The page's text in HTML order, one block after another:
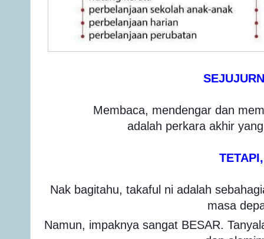
Membaca, mendengar dan
adalah perkara akhir
TETAPI,
Nak bagitahu, takaful ni adalah
masa
Namun, impaknya sangat BESAR.